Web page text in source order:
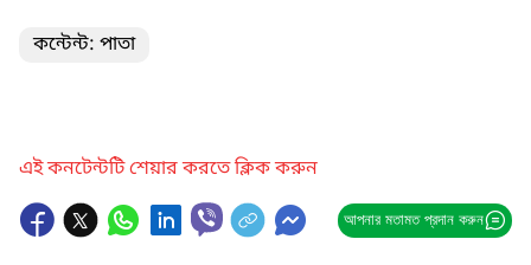
কন্টেন্ট: পাতা
এই কনটেন্টটি শেয়ার করতে ক্লিক করুন
আপনার মতামত প্রদান করুন